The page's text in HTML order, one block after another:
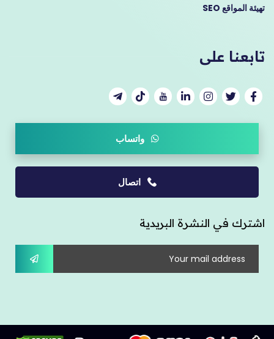
تهيئة المواقع SEO
تابعنا على
واتساب
اتصال
اشترك في النشرة البريدية